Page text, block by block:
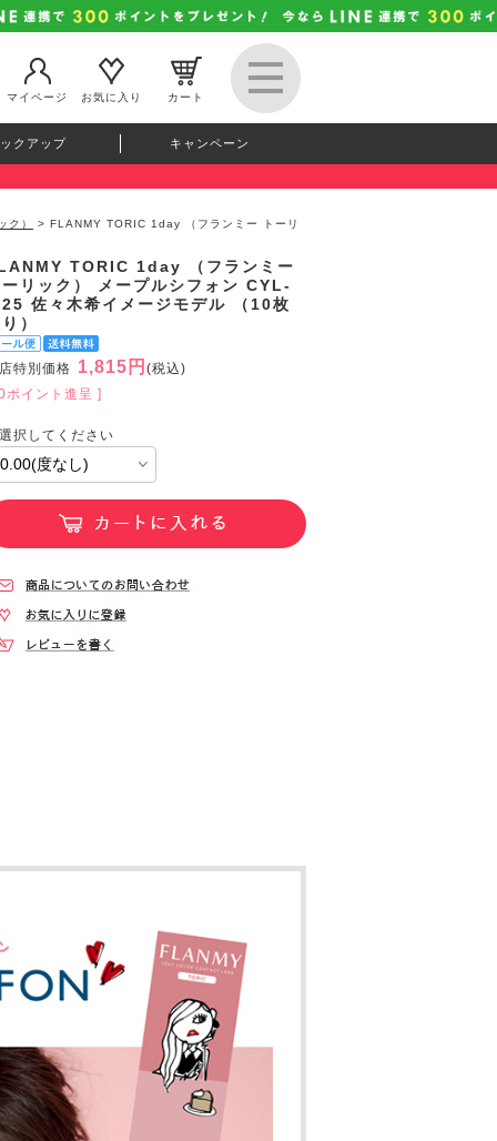
マイページ お気に入り カート
クアップ キャンペーン
ク） > FLANMY TORIC 1day （フランミー トーリ
TORIC 1day （フランミー
リック） メープルシフォン CYL-
佐々木希イメージモデル （10枚
）
特別価格 1,815円 (税込)
ポイント進呈 ]